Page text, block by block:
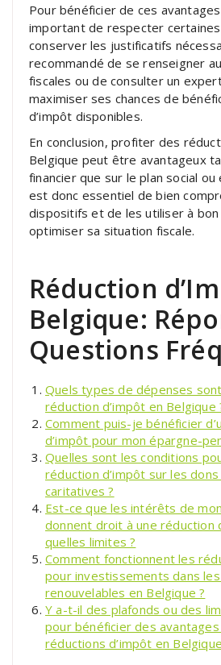
Pour bénéficier de ces
important de respecter
conserver les justificatifs
recommandé de se renseigner
fiscales ou de consulter un
maximiser ses chances de
d’impôt disponibles.
En conclusion, profiter des
Belgique peut être avantageux
financier que sur le plan social
est donc essentiel de bien
dispositifs et de les utiliser à
optimiser sa situation fiscale.
Réduction
Belgique:
Questions
Quels types de dépenses
réduction d’impôt en Belgique
Comment puis-je bénéficier
d’impôt pour mon épargne-
Quelles sont les conditions
réduction d’impôt sur les
caritatives ?
Est-ce que les intérêts de
donnent droit à une réduction
quelles limites ?
Comment fonctionnent les
pour investissements dans
renouvelables en Belgique ?
Y a-t-il des plafonds ou des
pour bénéficier des
réductions d’impôt en